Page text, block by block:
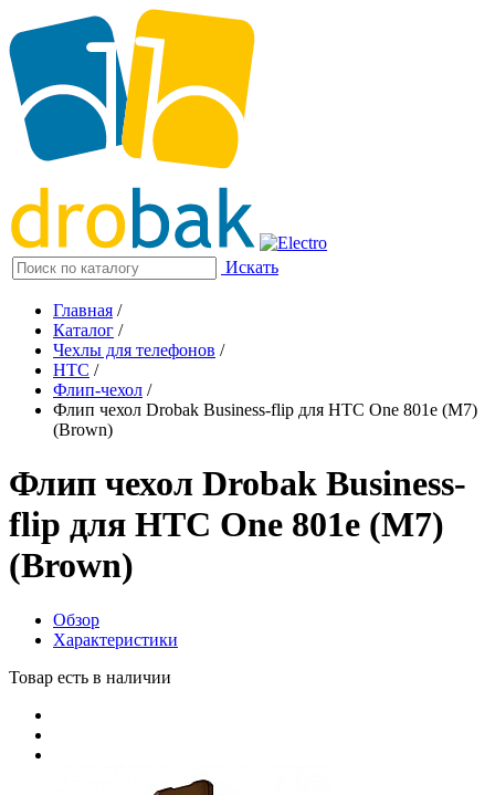
Искать
Главная /
Каталог /
Чехлы для телефонов /
HTC /
Флип-чехол /
Флип чехол Drobak Business-flip для HTC One 801e (M7)
(Brown)
Флип чехол Drobak Business-
flip для HTC One 801e (M7)
(Brown)
Обзор
Характеристики
Товар есть в наличии